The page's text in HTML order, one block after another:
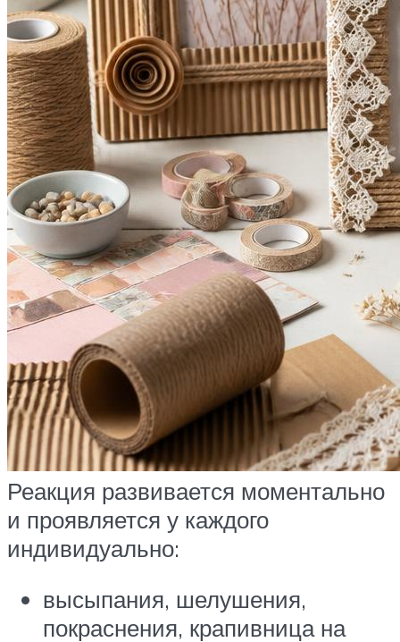
Реакция развивается моментально
и проявляется у каждого
индивидуально:
высыпания, шелушения,
покраснения, крапивница на